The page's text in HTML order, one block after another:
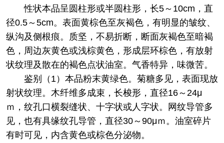
性状本品呈圆柱形或半圆柱形，长5～10cm，直
径0.5～5cm。表面黄棕色至灰褐色，有明显的皱纹、
纵沟及侧根痕。质坚，不易折断，断面灰褐色至暗褐
色，周边灰黄色或浅棕黄色，形成层环棕色，有放射
状纹理及散在的褐色点状油室。气香特异，味微苦。
鉴别
（1）本品粉末黄绿色。菊糖多见，表面现放
射状纹理。木纤维多成束，长梭形，直径16～24μ
ｍ，纹孔口横裂缝状、十字状或人字状。网纹导管多
见，也有具缘纹孔导管，直径30～90μｍ。油室碎片
有时可见，内含黄色或棕色分泌物。